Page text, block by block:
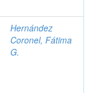
Hernández
Coronel, Fátima
G.